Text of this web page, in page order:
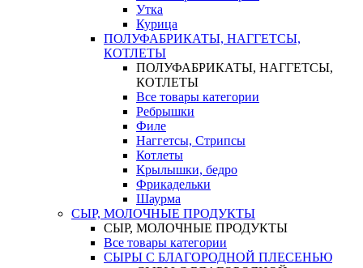
Утка
Курица
ПОЛУФАБРИКАТЫ, НАГГЕТСЫ,
КОТЛЕТЫ
ПОЛУФАБРИКАТЫ, НАГГЕТСЫ,
КОТЛЕТЫ
Все товары категории
Ребрышки
Филе
Наггетсы, Стрипсы
Котлеты
Крылышки, бедро
Фрикадельки
Шаурма
СЫР, МОЛОЧНЫЕ ПРОДУКТЫ
СЫР, МОЛОЧНЫЕ ПРОДУКТЫ
Все товары категории
СЫРЫ С БЛАГОРОДНОЙ ПЛЕСЕНЬЮ